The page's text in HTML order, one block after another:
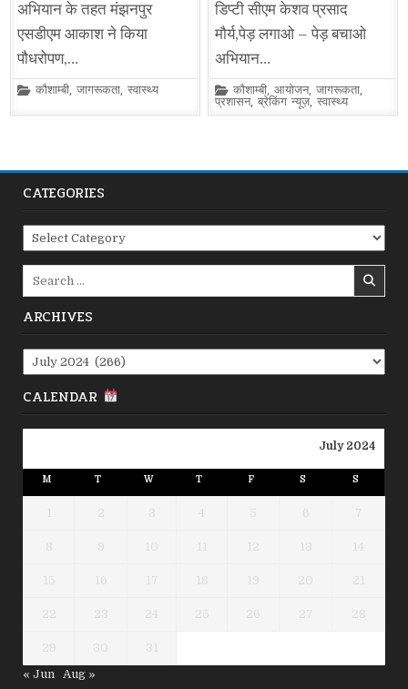
अभियान के तहत मंझनपुर
एसडीएम आकाश ने किया
पौधरोपण,…
Posted
कौशाम्बी,जागरूकता,स्वास्थ्य
डिप्टी सीएम केशव प्रसाद
मौर्य,पेड़ लगाओ – पेड़ बचाओ
अभियान…
Posted
in
कौशाम्बी,आयोजन,जागरूकता,
प्रशासन,ब्रेकिंग न्यूज़,स्वास्थ्य
CATEGORIES
Categories
ARCHIVES
Archives
CALENDAR
July 2024
M T W T F S S
1 2 3 4 5 6 7
8 9 10 11 12 13 14
15 16 17 18 19 20 21
22 23 24 25 26 27 28
29 30
31
« Jun
Aug »